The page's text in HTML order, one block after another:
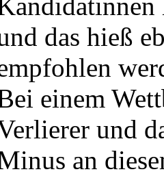
das hieß
einem
und
an